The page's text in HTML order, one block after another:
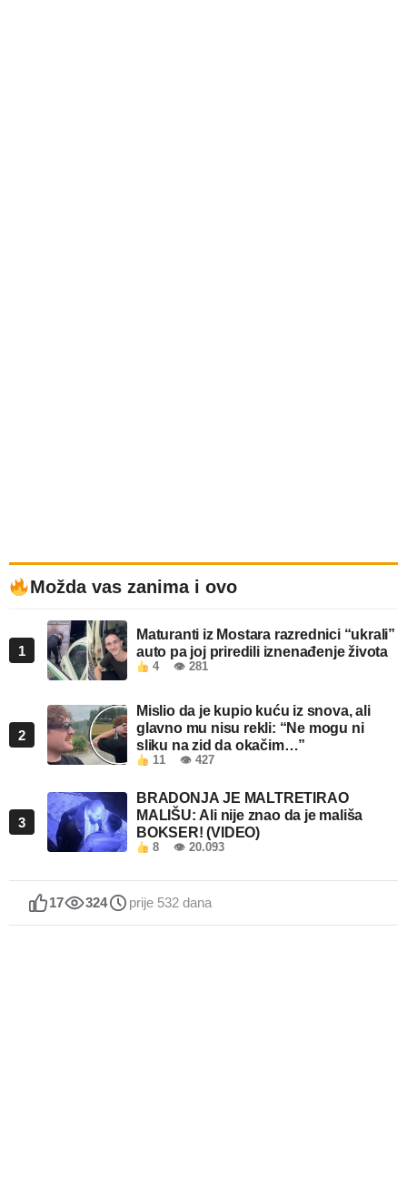
Možda vas zanima i ovo
1
Maturanti iz Mostara razrednici “ukrali”
auto pa joj priredili iznenađenje života
4 👁 281
2
Mislio da je kupio kuću iz snova, ali
glavno mu nisu rekli: “Ne mogu ni
sliku na zid da okačim…”
11 👁 427
3
BRADONJA JE MALTRETIRAO
MALIŠU: Ali nije znao da je mališa
BOKSER! (VIDEO)
8 👁 20.093
17 324 prije 532 dana